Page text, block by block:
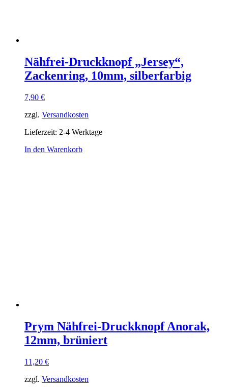
Nähfrei-Druckknopf „Jersey“,
Zackenring, 10mm, silberfarbig
7,90 €
zzgl. Versandkosten
Lieferzeit: 2-4 Werktage
In den Warenkorb
Prym Nähfrei-Druckknopf Anorak,
12mm, brüniert
11,20 €
zzgl. Versandkosten